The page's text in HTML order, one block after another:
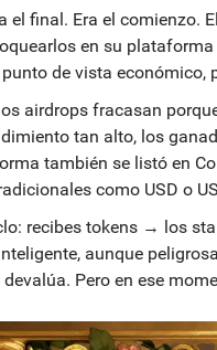
el final. Era el comienzo.
en su
de vista económico,
airdrops fracasan
tan alto, los
también se listó en
como USD o
recibes tokens → los
aunque
devalúa. Pero en ese